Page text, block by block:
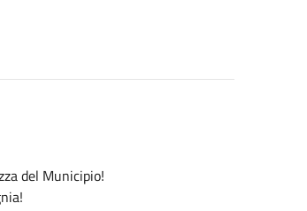
del Municipio!